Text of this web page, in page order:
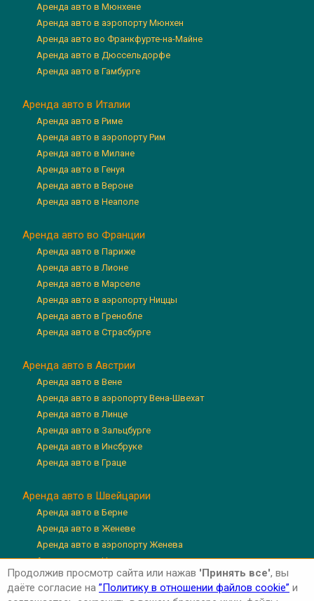
Аренда авто в Мюнхене
Аренда авто в аэропорту Мюнхен
Аренда авто во Франкфурте-на-Майне
Аренда авто в Дюссельдорфе
Аренда авто в Гамбурге
Аренда авто в Италии
Аренда авто в Риме
Аренда авто в аэропорту Рим
Аренда авто в Милане
Аренда авто в Генуя
Аренда авто в Вероне
Аренда авто в Неаполе
Аренда авто во Франции
Аренда авто в Париже
Аренда авто в Лионе
Аренда авто в Марселе
Аренда авто в аэропорту Ниццы
Аренда авто в Гренобле
Аренда авто в Страсбурге
Аренда авто в Австрии
Аренда авто в Вене
Аренда авто в аэропорту Вена-Швехат
Аренда авто в Линце
Аренда авто в Зальцбурге
Аренда авто в Инсбруке
Аренда авто в Граце
Аренда авто в Швейцарии
Аренда авто в Берне
Аренда авто в Женеве
Аренда авто в аэропорту Женева
Аренда авто в Цюрихе
Аренда авто в аэропорту Цюрих
Аренда авто в Люцерне
Продолжив просмотр сайта или нажав 'Принять все', вы
даёте согласие на ”Политику в отношении файлов cookie” и